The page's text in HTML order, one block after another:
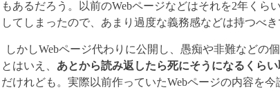
もあるだろう。以前のWebページなどはそれを2年くら
してしまったので、あまり過度な義務感などは持つべき
しかしWebページ代わりに公開し、愚痴や非難などの
とはいえ、 あとから読み返したら死にそうになるくら
だけれども。実際以前作っていたWebページの内容を